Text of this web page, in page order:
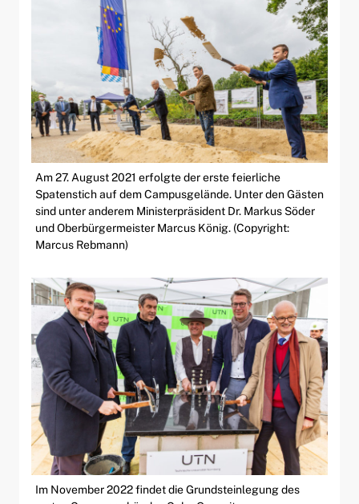
Am 27. August 2021 erfolgte der erste feierliche
Spatenstich auf dem Campusgelände. Unter den Gästen
sind unter anderem Ministerpräsident Dr. Markus Söder
und Oberbürgermeister Marcus König. (Copyright:
Marcus Rebmann)
Im November 2022 findet die Grundsteinlegung des